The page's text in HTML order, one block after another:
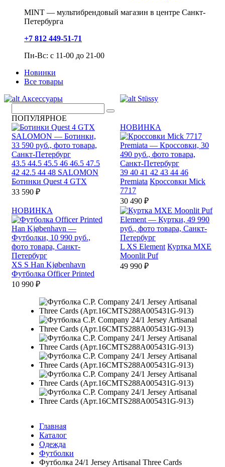
MINT — мультибрендовый магазин в центре Санкт-
Петербурга
+7 812 449-51-71
Пн-Вс: с 11-00 до 21-00
Новинки
Все товары
Аксессуары
Stüssy
ПОПУЛЯРНОЕ
43.5 44.5 45.5 46 46.5 47.5
42 42.5 44 48 SALOMON
Ботинки Quest 4 GTX
33 590 ₽
НОВИНКА
39 40 41 42 43 44 46
Premiata Кроссовки Mick
7717
30 490 ₽
НОВИНКА
XS S Han Kjøbenhavn
Футболка Officer Printed
10 990 ₽
L XS Element Куртка MXE
Moonlit Puf
49 990 ₽
Главная
Каталог
Одежда
Футболки
Футболка 24/1 Jersey Artisanal Three Cards